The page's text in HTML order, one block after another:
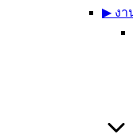
▶︎ ง